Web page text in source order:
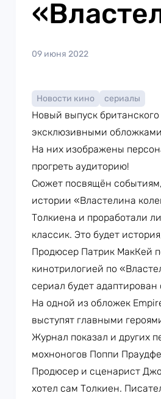
09 июня 2022
Новости кино сериалы
Новый выпуск
эксклюзивными
На них изображены
прогреть аудиторию!
Сюжет посвящён
истории «Властелина
Толкиена и проработали
классик. Это будет
Продюсер Патрик МакКей
кинотрилогией по
сериал будет
На одной из обложек
выступят главными
Журнал показал и других
мохноногов Поппи
Продюсер и сценарист
хотел сам Толкиен.